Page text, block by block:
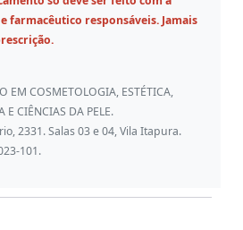
farmacêutico responsáveis. Jamais
EM COSMETOLOGIA, ESTÉTICA,
E CIÊNCIAS DA PELE.
2331. Salas 03 e 04, Vila Itapura.
101.